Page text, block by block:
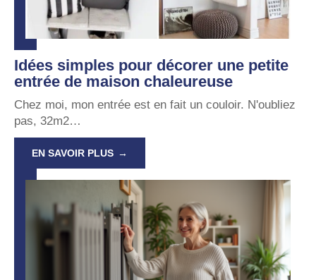
Idées simples pour décorer une petite
entrée de maison chaleureuse
Chez moi, mon entrée est en fait un couloir. N'oubliez
pas, 32m2…
EN SAVOIR PLUS